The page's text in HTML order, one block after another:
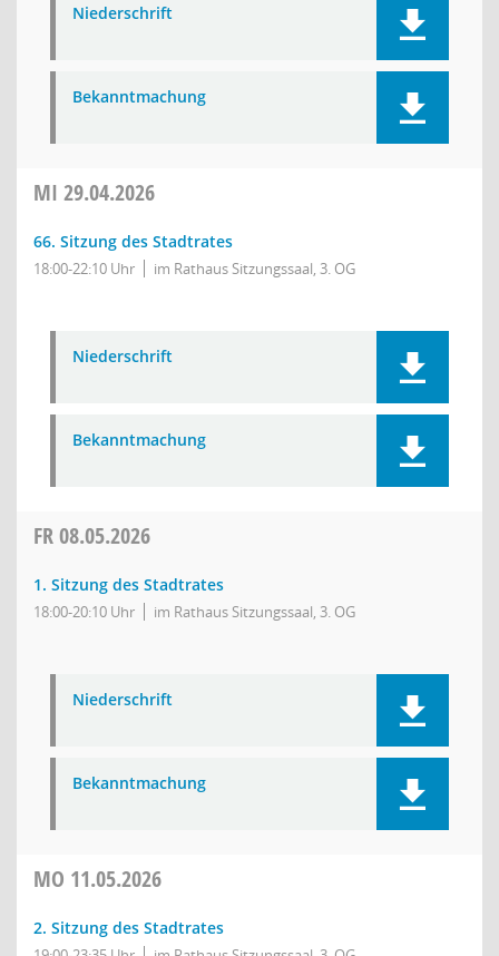
Niederschrift
Bekanntmachung
MI 29.04.2026
66. Sitzung des Stadtrates
18:00-22:10 Uhr im Rathaus Sitzungssaal, 3. OG
Niederschrift
Bekanntmachung
FR08.05.2026
1. Sitzung des Stadtrates
18:00-20:10 Uhr im Rathaus Sitzungssaal, 3. OG
Niederschrift
Bekanntmachung
MO 11.05.2026
2. Sitzung des Stadtrates